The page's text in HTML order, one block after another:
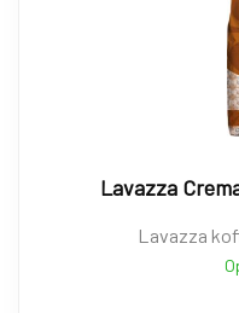
Lavazza
Lavazza